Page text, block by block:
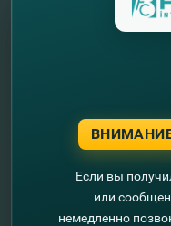
Если вы
или
немедленно